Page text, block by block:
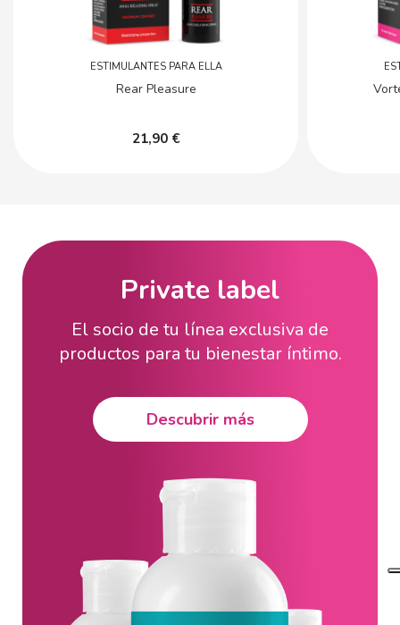
ESTIMULANTES PARA ELLA
Rear Pleasure
21,90 €
Private label
El socio de tu línea exclusiva de
productos para tu bienestar íntimo.
Descubrir más